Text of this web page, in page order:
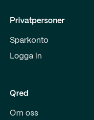
Privatpersoner
Sparkonto
Logga in
Qred
Om oss